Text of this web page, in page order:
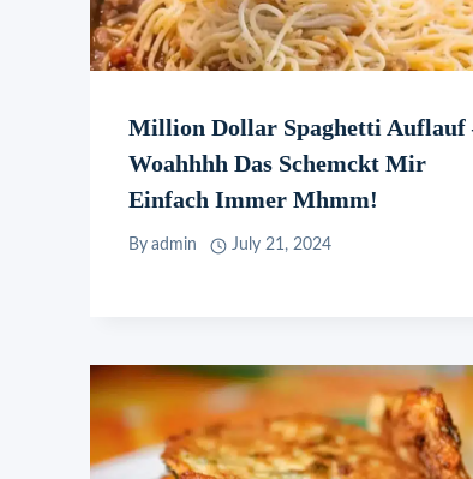
Million Dollar Spaghetti Auflauf
Woahhhh Das Schemckt Mir
Einfach Immer Mhmm!
By admin July 21, 2024